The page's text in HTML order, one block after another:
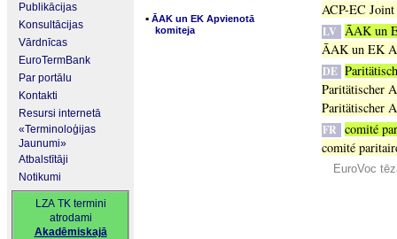
Publikācijas
Konsultācijas
Vārdnīcas
EuroTermBank
Par portālu
Kontakti
Resursi internetā
«Terminoloģijas
Jaunumi»
Atbalstītāji
Notikumi
LZA TK termini
atrodami
Akadēmiskajā
▪ ĀAK un EK Apvienotā
komiteja
ACP-EC
LV ĀAK un
ĀAK un EK
DE
Paritätischer
Paritätischer
FR comité
comité
EuroVoc